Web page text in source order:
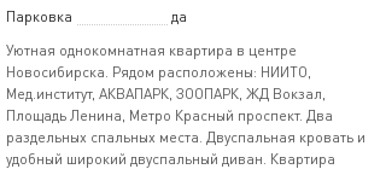
Парковка
да
Уютная однокомнатная квартира в центре
Новосибирска. Рядом расположены: НИИТО,
Мед.институт, АКВАПАРК, ЗООПАРК, ЖД Вокзал,
Площадь Ленина, Метро Красный проспект. Два
раздельных спальных места. Двуспальная кровать и
удобный широкий двуспальный диван. Квартира